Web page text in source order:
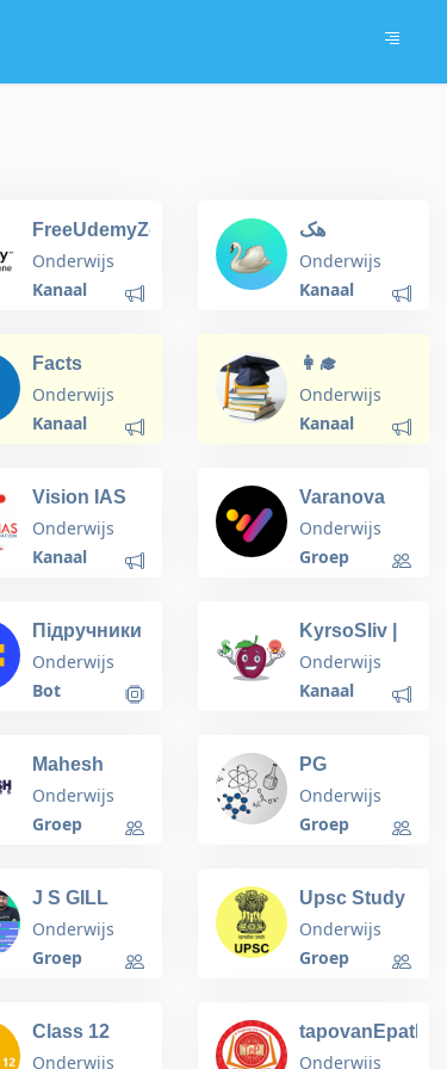
FreeUdemyZone
| 100% OFF
Courses |
FreeSkillCourses
Onderwijs
Kanaal
هک
Onderwijs
Kanaal
Facts
Junkies™̶
Onderwijs
Kanaal
👩‍🎓
Scholarship
Onderwijs
Kanaal
Vision IAS
(Official)
Onderwijs
Kanaal
Varanova
Quiz Group
Onderwijs
Groep
Підручники
МОН
України 🇺🇦
Onderwijs
Bot
KyrsoSliv |
Курсы ,
гайды ,
складчины
Onderwijs
Kanaal
Mahesh
Updates
Onderwijs
Groep
PG
Chemistry
Onderwijs
Groep
J S GILL
Unacademy
official (
IRMS/ESE/CSE/GATE)
Onderwijs
Groep
Upsc Study
Center
Onderwijs
Groep
Class 12
Commerce
Onderwijs
Onderwijs